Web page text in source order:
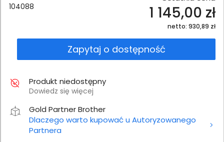
104088
1 145,00 zł
netto: 930,89 zł
Zapytaj o dostępność
Produkt niedostępny
Dowiedz się więcej
Gold Partner Brother
Dlaczego warto kupować u Autoryzowanego
Partnera